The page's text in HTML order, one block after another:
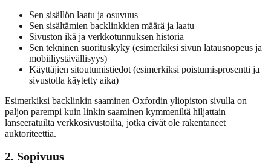
Sen sisällön laatu ja osuvuus
Sen sisältämien backlinkkien määrä ja laatu
Sivuston ikä ja verkkotunnuksen historia
Sen tekninen suorituskyky (esimerkiksi sivun latausnopeus ja
mobiiliystävällisyys)
Käyttäjien sitoutumistiedot (esimerkiksi poistumisprosentti ja
sivustolla käytetty aika)
Esimerkiksi backlinkin saaminen Oxfordin yliopiston sivulla on
paljon parempi kuin linkin saaminen kymmeniltä hiljattain
lanseeratuilta verkkosivustoilta, jotka eivät ole rakentaneet
auktoriteettia.
2. Sopivuus